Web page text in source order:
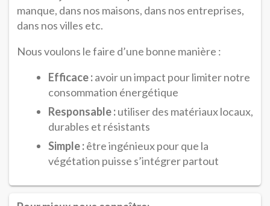
manque, dans nos maisons, dans nos entreprises,
dans nos villes etc.
Nous voulons le faire d’une bonne manière :
Efficace :avoir un impact pour limiter notre
consommation énergétique
Responsable :utiliser des matériaux locaux,
durables et résistants
Simple :être ingénieux pour que la
végétation puisse s’intégrer partout